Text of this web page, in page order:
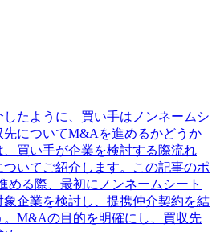
たように、買い手はノンネームシ
先についてM&Aを進めるかどうか
買い手が企業を検討する際流れ
いてご紹介します。この記事のポ
める際、最初にノンネームシート
企業を検討し、提携仲介契約を結
。M&Aの目的を明確にし、買収先